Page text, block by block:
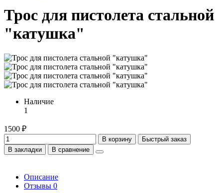
Трос для пистолета стальной
"катушка"
Наличие
1
1500 ₽
В корзину
Быстрый заказ
В закладки
В сравнение
Описание
Отзывы 0